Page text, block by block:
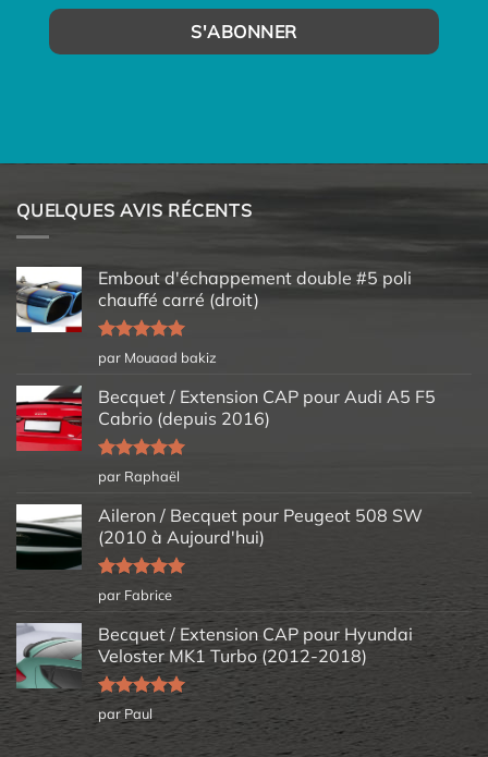
QUELQUES AVIS RÉCENTS
Embout d'échappement double #5 poli
chauffé carré (droit)
Note5sur
5
par Mouaad bakiz
Becquet / Extension CAP pour Audi A5 F5
Cabrio (depuis 2016)
Note5sur
5
par Raphaël
Aileron / Becquet pour Peugeot 508 SW
(2010 à Aujourd'hui)
Note5sur
5
par Fabrice
Becquet / Extension CAP pour Hyundai
Veloster MK1 Turbo (2012-2018)
Note5sur
5
par Paul